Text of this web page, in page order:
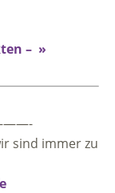
– »
sind immer zu